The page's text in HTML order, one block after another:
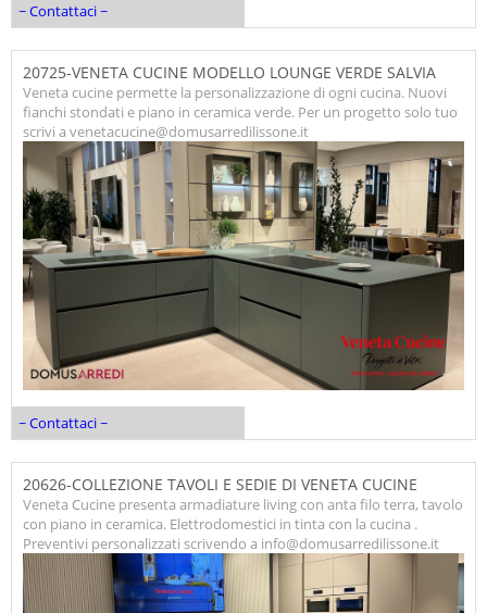
~ Contattaci ~
20725-VENETA CUCINE MODELLO LOUNGE VERDE SALVIA
Veneta cucine permette la personalizzazione di ogni cucina. Nuovi
fianchi stondati e piano in ceramica verde. Per un progetto solo tuo
scrivi a venetacucine@domusarredilissone.it
~ Contattaci ~
20626-COLLEZIONE TAVOLI E SEDIE DI VENETA CUCINE
Veneta Cucine presenta armadiature living con anta filo terra, tavolo
con piano in ceramica. Elettrodomestici in tinta con la cucina .
Preventivi personalizzati scrivendo a info@domusarredilissone.it